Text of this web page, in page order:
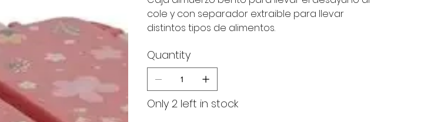
cole y con separador extraible para llevar
distintos tipos de alimentos.
Quantity
Only 2 left in stock